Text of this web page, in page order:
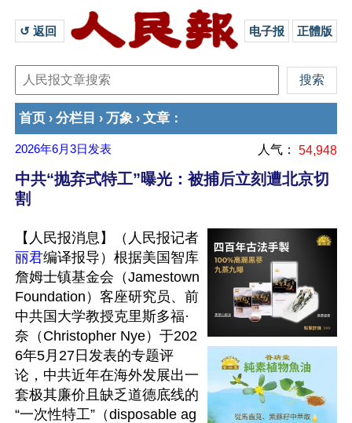
↺ 返回 电子报 正體版
首页 › 分栏目 › 万象 › 文章 ：
2026年6月3日 发表 人气： 54,948
中共“抛弃式特工”曝光：被捕后立刻遭北京切
割
【人民报消息】（人民报记者
丽君编译报导）根据美国智库
詹姆士镇基金会（Jamestown
Foundation）客座研究员、前
中共国大学教授克里斯多福·
奈（Christopher Nye）于202
6年5月27日发表的专题评
论，中共近年在海外发展出一
套极其廉价且缺乏道德底线的
“一次性特工”（disposable ag